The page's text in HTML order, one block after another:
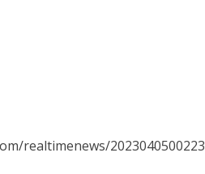
realtimenews/